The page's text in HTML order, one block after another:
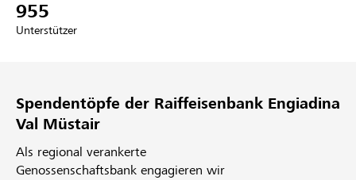
DE
955
Unterstützer
Spendentöpfe der Raiffeisenbank Engiadina
Val Müstair
Als regional verankerte
Genossenschaftsbank engagieren wir